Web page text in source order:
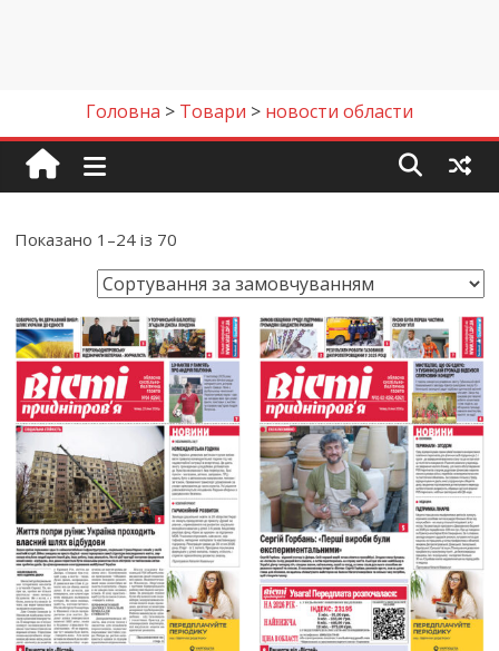
Головна > Товари > новости области
Показано 1–24 із 70